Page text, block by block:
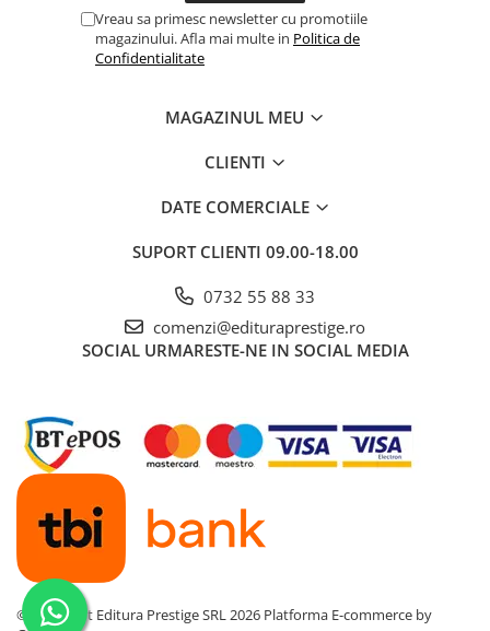
Vreau sa primesc newsletter cu promotiile
magazinului. Afla mai multe in Politica de
Confidentialitate
MAGAZINUL MEU
CLIENTI
DATE COMERCIALE
SUPORT CLIENTI 09.00-18.00
0732 55 88 33
comenzi@edituraprestige.ro
SOCIAL URMARESTE-NE IN SOCIAL MEDIA
©Copyright Editura Prestige SRL 2026 Platforma E-commerce by